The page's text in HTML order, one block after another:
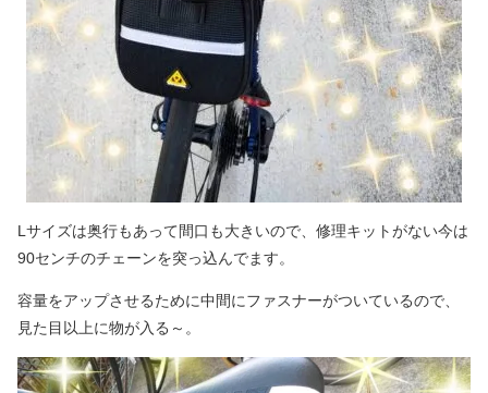
Lサイズは奥行もあって間口も大きいので、修理キットがない今は
90センチのチェーンを突っ込んでます。
容量をアップさせるために中間にファスナーがついているので、
見た目以上に物が入る～。